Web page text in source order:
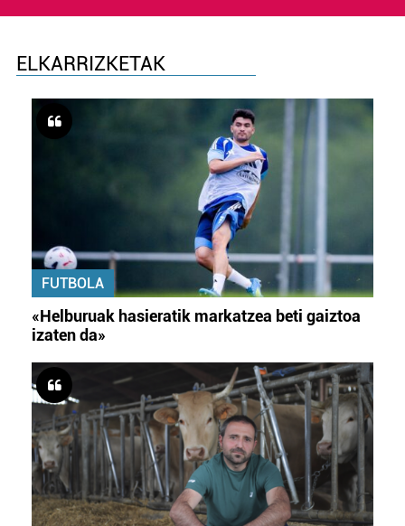
ELKARRIZKETAK
FUTBOLA
«Helburuak hasieratik markatzea beti gaiztoa
izaten da»